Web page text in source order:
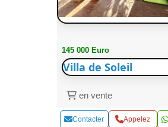
145 000 Euro
Villa de Soleil
en vente
Contacter Appelez